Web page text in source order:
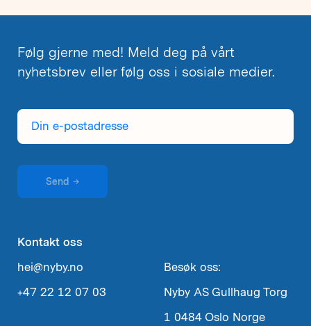
Følg gjerne med! Meld deg på vårt
nyhetsbrev eller følg oss i sosiale medier.
Din
postadresse
Send →
Kontakt oss
hei@nyby.no
+47 22 12 07 03
Besøk oss:
Nyby AS Gullhaug Torg
1 0484 Oslo Norge